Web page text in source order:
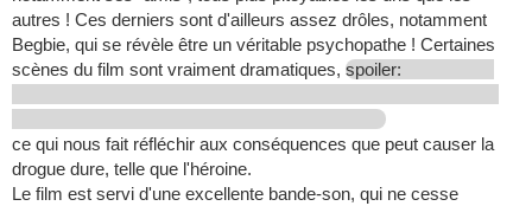
autres ! Ces derniers sont d'ailleurs assez drôles, notamment
Begbie, qui se révèle être un véritable psychopathe ! Certaines
scènes du film sont vraiment dramatiques, spoiler:
ce qui nous fait réfléchir aux conséquences que peut causer la
drogue dure, telle que l'héroine.
Le film est servi d'une excellente bande-son, qui ne cesse